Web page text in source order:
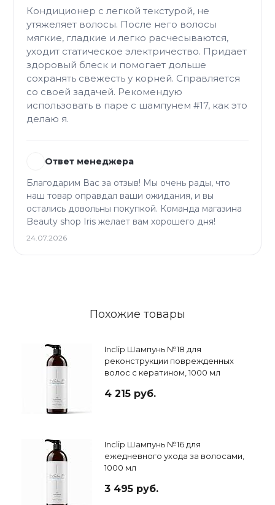
Кондиционер с легкой текстурой, не
утяжеляет волосы. После него волосы
мягкие, гладкие и легко расчесываются,
уходит статическое электричество. Придает
здоровый блеск и помогает дольше
сохранять свежесть у корней. Справляется
со своей задачей. Рекомендую
использовать в паре с шампунем #17, как это
делаю я.
Ответ менеджера
Благодарим Вас за отзыв! Мы очень рады, что
наш товар оправдал ваши ожидания, и вы
остались довольны покупкой. Команда магазина
Beauty shop Iris желает вам хорошего дня!
24.07.2026
Похожие товары
Inclip Шампунь №18 для
реконструкции поврежденных
волос с кератином, 1000 мл
4 215 руб.
Inclip Шампунь №16 для
ежедневного ухода за волосами,
1000 мл
3 495 руб.